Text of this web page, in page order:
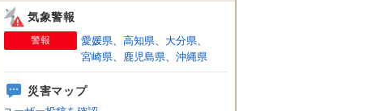
気象警報
警報 愛媛県、 高知県、 大分県、
宮崎県、 鹿児島県、 沖縄県
災害マップ